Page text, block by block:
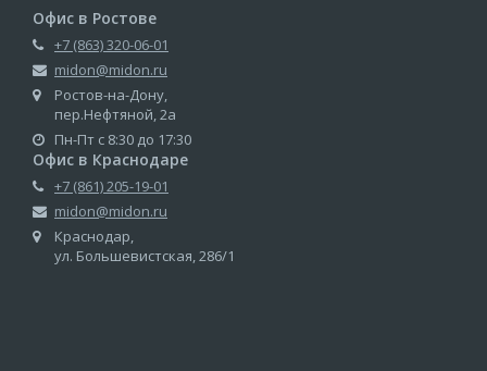
Офис в Ростове
+7 (863) 320-06-01
midon@midon.ru
Ростов-на-Дону,
пер.Нефтяной, 2а
Пн-Пт с 8:30 до 17:30
Офис в Краснодаре
+7 (861) 205-19-01
midon@midon.ru
Краснодар,
ул. Большевистская, 286/1